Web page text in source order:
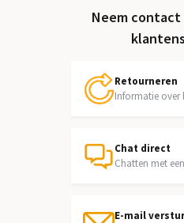
Neem
Retourneren
Informatie over
Chat direct
Chatten met
E-mail